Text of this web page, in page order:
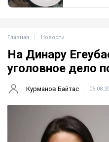
Главная Новости
На Динару
уголовное дело
Курманов Байтас